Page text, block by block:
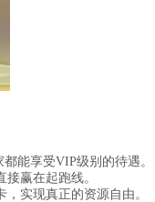
能享受VIP级别的待遇。
赢在起跑线。
实现真正的资源自由。